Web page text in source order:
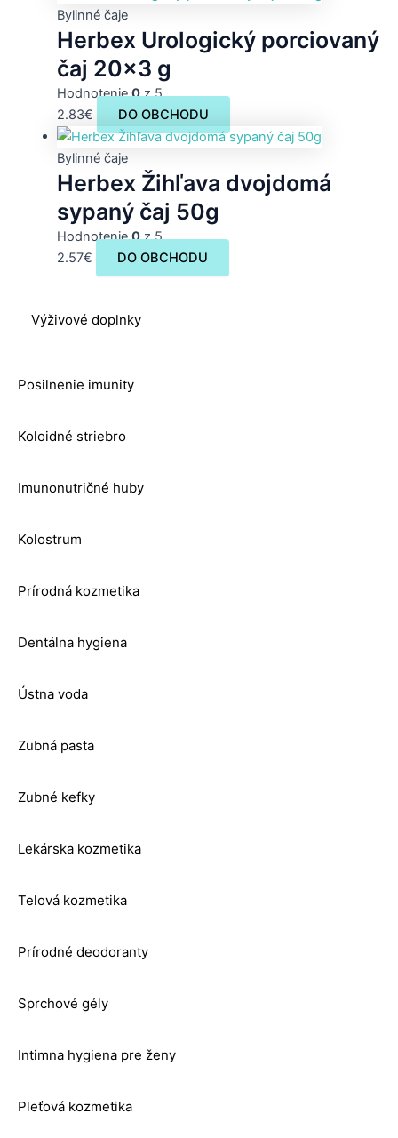
Výživové doplnky
Posilnenie imunity
Koloidné striebro
Imunonutričné huby
Kolostrum
Prírodná kozmetika
Dentálna hygiena
Ústna voda
Zubná pasta
Zubné kefky
Lekárska kozmetika
Telová kozmetika
Prírodné deodoranty
Sprchové gély
Intimna hygiena pre ženy
Pleťová kozmetika
Bylinné čaje
Herbex Urologický porciovaný
čaj 20×3 g
Hodnotenie0z 5
2.83€ DO OBCHODU
Bylinné čaje
Herbex Žihľava dvojdomá
sypaný čaj 50g
Hodnotenie0z 5
2.57€ DO OBCHODU